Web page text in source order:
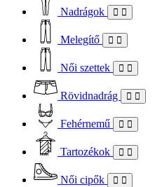
Nadrágok
Melegítő
Női szettek
Rövidnadrág
Fehérnemű
Tartozékok
Női cipők